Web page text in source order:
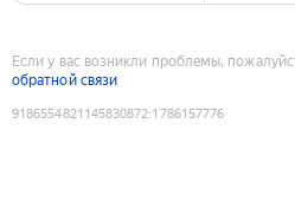
Если у вас возникли проблемы,
обратной связи
9186554821145830872:1786157776